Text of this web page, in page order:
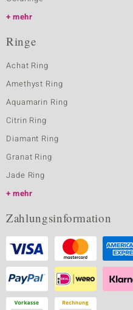
mehr
Ringe
Achat Ring
Amethyst Ring
Aquamarin Ring
Citrin Ring
Diamant Ring
Granat Ring
Jade Ring
mehr
Zahlungsinformation